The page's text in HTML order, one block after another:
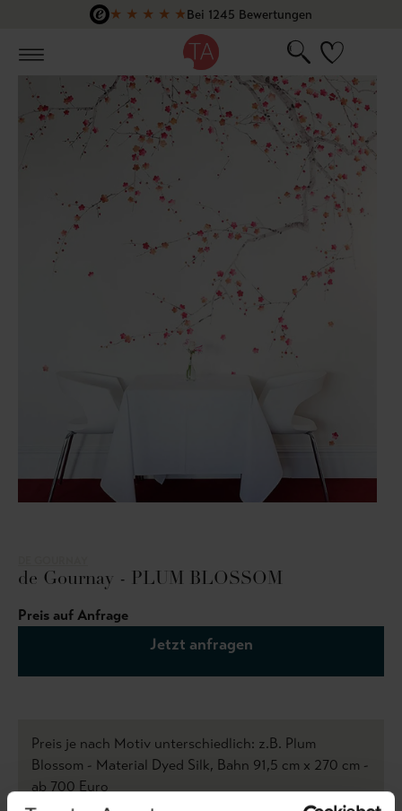
Zum Hauptinhalt springen
★ ★ ★ ★ ★Bei 1245 Bewertungen
de Gournay - PLUM BLOSSOM
Preis auf Anfrage
Jetzt anfragen
Preis je nach Motiv unterschiedlich: z.B. Plum
Blossom - Material Dyed Silk, Bahn 91,5 cm x 270 cm -
ab 700 Euro